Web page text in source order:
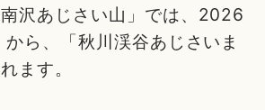
沢あじさい山」では、2026
ら、「秋川渓谷あじさいま
ます。